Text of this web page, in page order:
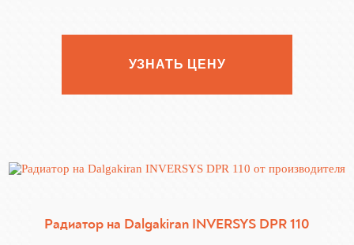
УЗНАТЬ ЦЕНУ
Радиатор на Dalgakiran INVERSYS DPR 110